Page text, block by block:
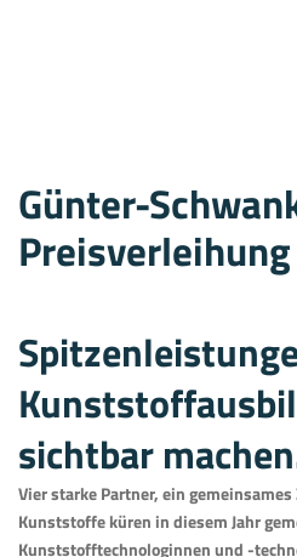
Günter-
Preisverleihung
sichtbar
Vier starke Partner, ein
Kunststoffe küren in diesem Jahr
Kunststofftechnologinnen und -